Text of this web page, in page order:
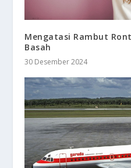
Mengatasi Rambut
Basah
30 Desember 2024